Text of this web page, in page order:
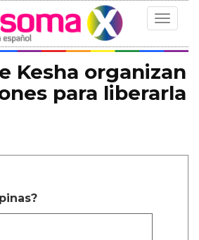
Toggle
Kesha organizan
para liberarla